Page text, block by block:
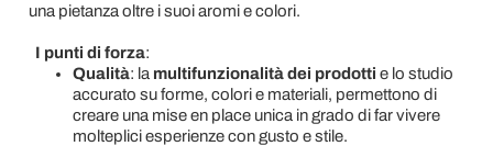
una pietanza oltre i suoi aromi e colori.
I punti di forza:
Qualità: la multifunzionalità dei prodotti e lo studio
accurato su forme, colori e materiali, permettono di
creare una mise en place unica in grado di far vivere
molteplici esperienze con gusto e stile.